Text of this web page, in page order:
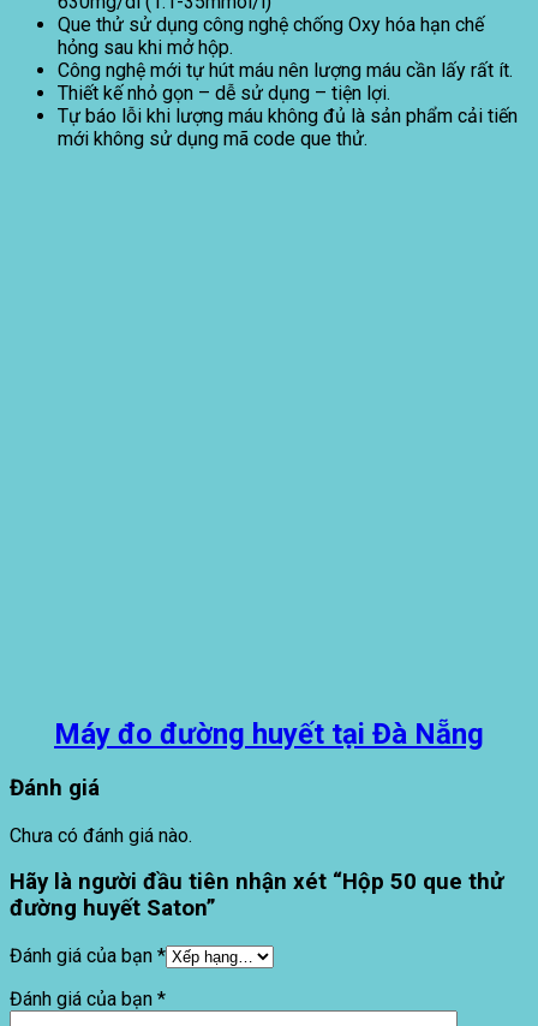
Que thử sử dụng công nghệ chống Oxy hóa hạn chế
hỏng sau khi mở hộp.
Công nghệ mới tự hút máu nên lượng máu cần lấy rất ít.
Thiết kế nhỏ gọn – dễ sử dụng – tiện lợi.
Tự báo lỗi khi lượng máu không đủ là sản phẩm cải tiến
mới không sử dụng mã code que thử.
Máy đo đường huyết tại Đà Nẵng
Đánh giá
Chưa có đánh giá nào.
Hãy là người đầu tiên nhận xét “Hộp 50 que thử
đường huyết Saton”
Đánh giá của bạn *
Đánh giá của bạn *